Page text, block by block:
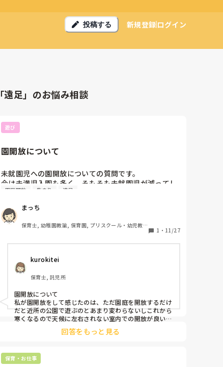
投稿する 新規登録ログイン
「遠足」のお悩み相談
遊び
園開放について
未就園児への園開放についての質問です。
今は未満児入園も多く、そもそも未就園児が減ってし
まっていることが原因かとは思いますが、園開放利用
電車遠足のイベントは好評でしたが、普段の保育だけ
だとなかなか集まりません。
皆さんのところでこんなことをしたら良かった！とい
うイベントなどがありましたら教えてください。
園庭開放 集まり 遠足
まっち
保育士, 幼稚園教諭, 保育園, プリスクール・幼児教
1 ・ 11/27
kurokitei
保育士, 託児所
園開放について
私が園開放をして感じたのは、ただ園庭を開放するだけ
だと近所の公園で遊ぶのとあまり変わらないしこれから
寒くなるので天候に左右されない室内での開放が良いか
と思います。遊びに来てもらった親子に園の保護者向け
やった出し物を例えば年中さんなら歌と手遊びとか年長
園する年長さんの歌も披露した事があるので人前で何か
をする経験にもなっていいも思います。
回答をもっと見る
保育・お仕事